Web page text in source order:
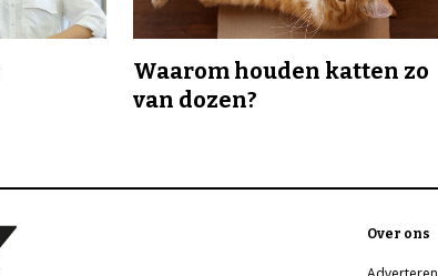
Waarom houden katten zo
van dozen?
Over ons